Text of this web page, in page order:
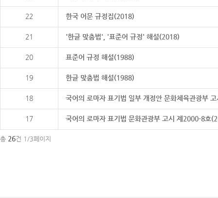
22 한국 어문 규정집(2018)
21 '한글 맞춤법', '표준어 규정' 해설(2018)
20 표준어 규정 해설(1988)
19 한글 맞춤법 해설(1988)
18 국어의 로마자 표기법 일부 개정안 문화체육관광부
17 국어의 로마자 표기법 문화관광부 고시 제2000-8호
총 26건 1/3페이지